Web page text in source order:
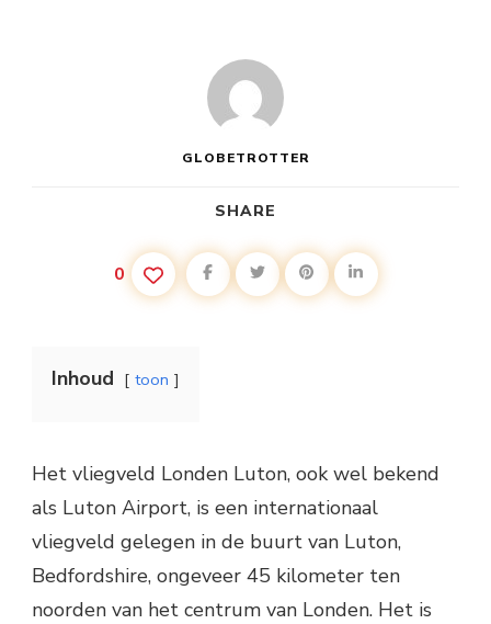
GLOBETROTTER
SHARE
0
Inhoud toon
Het vliegveld Londen Luton, ook wel bekend
als Luton Airport, is een internationaal
vliegveld gelegen in de buurt van Luton,
Bedfordshire, ongeveer 45 kilometer ten
noorden van het centrum van Londen. Het is